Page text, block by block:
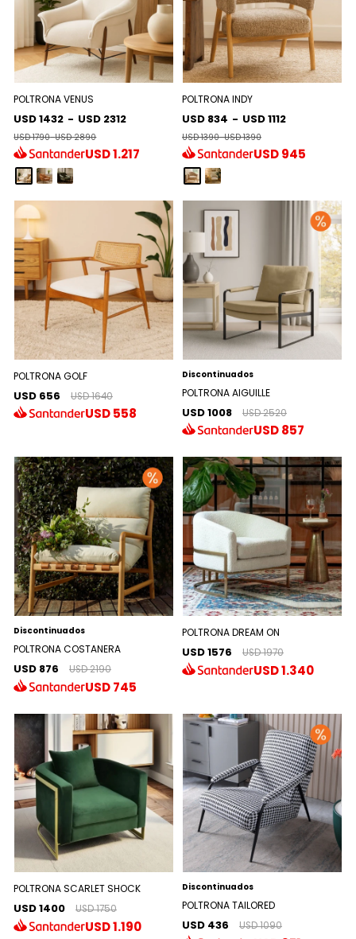
POLTRONA VENUS
USD 1432 - USD 2312
USD 1790-USD 2890
USD1.217
POLTRONA INDY
USD 834 - USD 1112
USD 1390-USD 1390
USD945
POLTRONA GOLF
USD 656 USD 1640
USD558
Discontinuados
POLTRONA AIGUILLE
USD 1008 USD 2520
USD857
Discontinuados
POLTRONA COSTANERA
USD 876 USD 2190
USD745
POLTRONA DREAM ON
USD 1576 USD 1970
USD1.340
POLTRONA SCARLET SHOCK
USD 1400 USD 1750
USD1.190
Discontinuados
POLTRONA TAILORED
USD 436 USD 1090